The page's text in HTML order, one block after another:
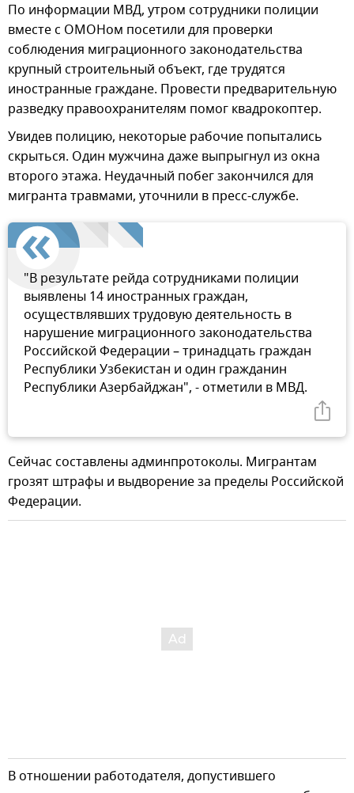
По информации МВД, утром сотрудники полиции
вместе с ОМОНом посетили для проверки
соблюдения миграционного законодательства
крупный строительный объект, где трудятся
иностранные граждане. Провести предварительную
разведку правоохранителям помог квадрокоптер.
Увидев полицию, некоторые рабочие попытались
скрыться. Один мужчина даже выпрыгнул из окна
второго этажа. Неудачный побег закончился для
мигранта травмами, уточнили в пресс-службе.
"В результате рейда сотрудниками полиции
выявлены 14 иностранных граждан,
осуществлявших трудовую деятельность в
нарушение миграционного законодательства
Российской Федерации – тринадцать граждан
Республики Узбекистан и один гражданин
Республики Азербайджан", - отметили в МВД.
Сейчас составлены админпротоколы. Мигрантам
грозят штрафы и выдворение за пределы Российской
Федерации.
В отношении работодателя, допустившего